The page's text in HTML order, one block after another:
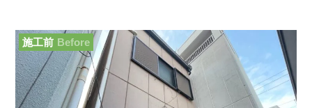
施工前 Before